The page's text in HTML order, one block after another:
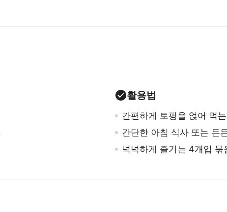
활용법
간편하게 토핑을 얹어 먹
간단한 아침 식사 또는 든
넉넉하게 즐기는 4개입 묶